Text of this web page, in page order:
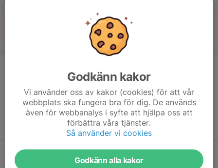
v.34
Tor
Godkänn kakor
Vi använder oss av kakor (cookies) för att vår
webbplats ska fungera bra för dig. De används
även för webbanalys i syfte att hjälpa oss att
förbättra våra tjänster.
Så använder vi cookies
Godkänn alla kakor